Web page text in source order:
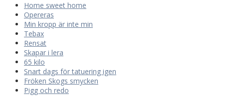
Home sweet home
Opereras
Min kropp är inte min
Tebax
Rensat
Skapar i lera
65 kilo
Snart dags för tatuering igen
Fröken Skogs smycken
Pigg och redo